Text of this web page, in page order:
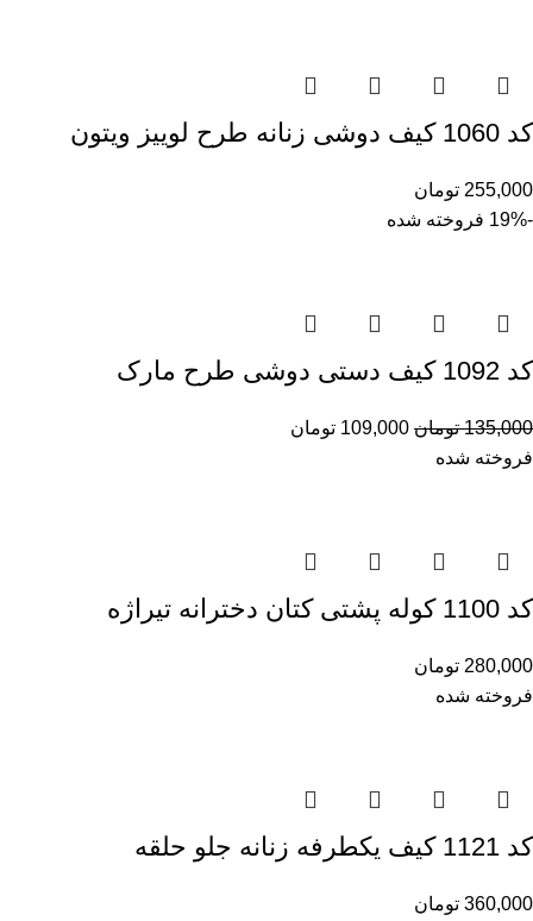
کد 1060 کیف دوشی زنانه طرح لوییز ویتون
255,000 تومان
-19%
فروخته شده
کد 1092 کیف دستی دوشی طرح مارک
135,000 تومان 109,000 تومان
فروخته شده
کد 1100 کوله پشتی کتان دخترانه تیراژه
280,000 تومان
فروخته شده
کد 1121 کیف یکطرفه زنانه جلو حلقه
360,000 تومان